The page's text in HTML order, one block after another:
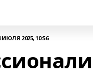
ИЮЛЯ 2025, 10:56